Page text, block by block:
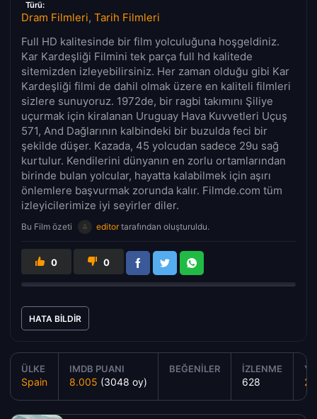
Türü:
Dram Filmleri, Tarih Filmleri
Full HD kalitesinde bir film yolculuğuna hoşgeldiniz.
Kar Kardeşliği Filmini tek parça full hd kalitede
sitemizden izleyebilirsiniz. Her zaman olduğu gibi Kar
Kardeşliği filmi de dahil olmak üzere en kaliteli filmleri
sizlere sunuyoruz. 1972de, bir ragbi takımını Şiliye
uçurmak için kiralanan Uruguay Hava Kuvvetleri Uçuş
571, And Dağlarının kalbindeki bir buzulda feci bir
şekilde düşer. Kazada, 45 yolcudan sadece 29u sağ
kurtulur. Kendilerini dünyanın en zorlu ortamlarından
birinde bulan yolcular, hayatta kalabilmek için aşırı
önlemlere başvurmak zorunda kalır. Filmde.com tüm
izleyicilerimize iyi seyirler diler.
Bu Film özeti editortarafından oluşturuldu.
0 0
HATA BILDIR
ÜLKE
Spain
IMDB PUANI
8.005 (3048 oy)
BEĞENILER İZLENME
628